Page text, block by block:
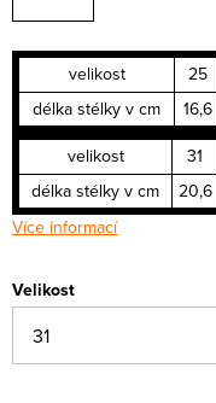
velikost 25
délka stélky v cm
16,6
velikost
31
délka stélky v cm
20,6
Více informací
Velikost